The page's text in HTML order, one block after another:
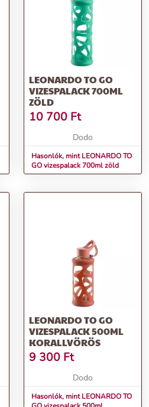
LEONARDO TO GO
VIZESPALACK 700ML
ZÖLD
10 700 Ft
Dodo
Hasonlók, mint LEONARDO TO
GO vizespalack 700ml zöld
LEONARDO TO GO
VIZESPALACK 500ML
KORALLVÖRÖS
9 300 Ft
Dodo
Hasonlók, mint LEONARDO TO